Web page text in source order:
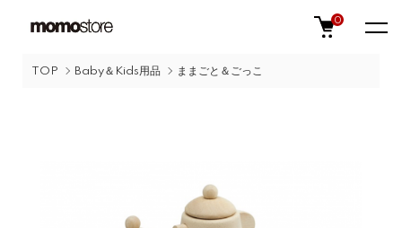
0
TOP Baby＆Kids用品 ままごと＆ごっこ